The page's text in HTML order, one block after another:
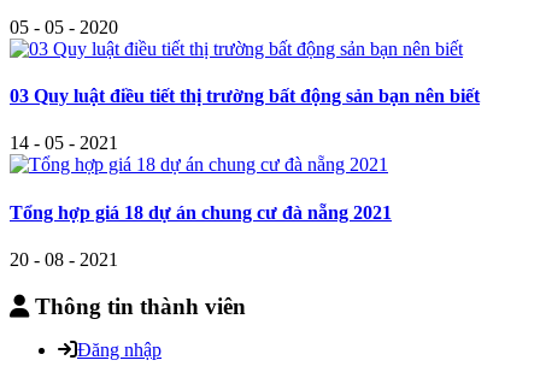
05 - 05 - 2020
03 Quy luật điều tiết thị trường bất động sản bạn nên biết
14 - 05 - 2021
Tổng hợp giá 18 dự án chung cư đà nẵng 2021
20 - 08 - 2021
Thông tin thành viên
Đăng nhập